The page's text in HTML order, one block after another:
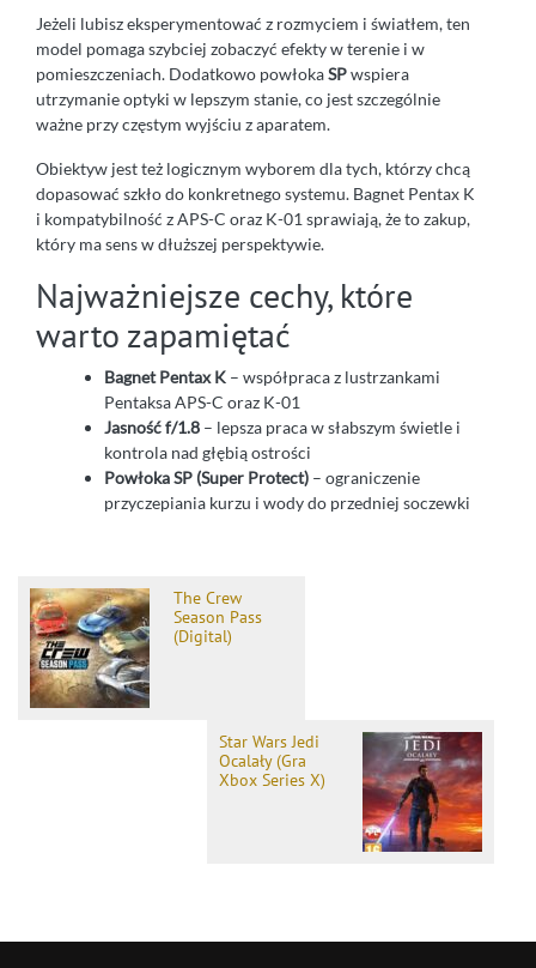
Jeżeli lubisz eksperymentować z rozmyciem i światłem, ten
model pomaga szybciej zobaczyć efekty w terenie i w
pomieszczeniach. Dodatkowo powłokaSPwspiera
utrzymanie optyki w lepszym stanie, co jest szczególnie
ważne przy częstym wyjściu z aparatem.
Obiektyw jest też logicznym wyborem dla tych, którzy chcą
dopasować szkło do konkretnego systemu. Bagnet Pentax K
i kompatybilność z APS-C oraz K-01 sprawiają, że to zakup,
który ma sens w dłuższej perspektywie.
Najważniejsze cechy, które
warto zapamiętać
Bagnet Pentax K – współpraca z lustrzankami
Pentaksa APS-C oraz K-01
Jasność f/1.8 – lepsza praca w słabszym świetle i
kontrola nad głębią ostrości
Powłoka SP (Super Protect) – ograniczenie
przyczepiania kurzu i wody do przedniej soczewki
The Crew
Season Pass
(Digital)
Star Wars Jedi
Ocalały (Gra
Xbox Series X)